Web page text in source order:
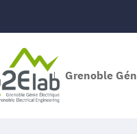
Grenoble